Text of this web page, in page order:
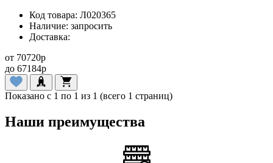
Код товара: Л020365
Наличие: запросить
Доставка:
от 70720p
до 67184p
Показано с 1 по 1 из 1 (всего 1 страниц)
Наши преимущества